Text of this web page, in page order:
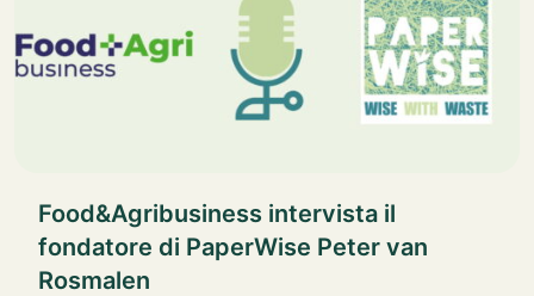
Food&Agribusiness intervista il
fondatore di PaperWise Peter van
Rosmalen